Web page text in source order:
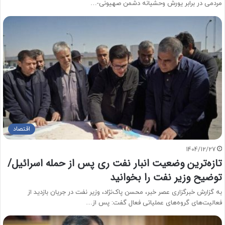
مردمی در برابر یورش وحشیانه دشمن صهیونی-…
اقتصاد
1404/12/27
تازه‌ترین وضعیت انبار نفت ری پس از حمله اسرائیل/
توضیح وزیر نفت را بخوانید
به گزارش خبرگزاری عصر خبر، محسن پاک‌نژاد، وزیر نفت در جریان بازدید از
فعالیت‌های گروه‌های عملیاتی فعال گفت: پس از…